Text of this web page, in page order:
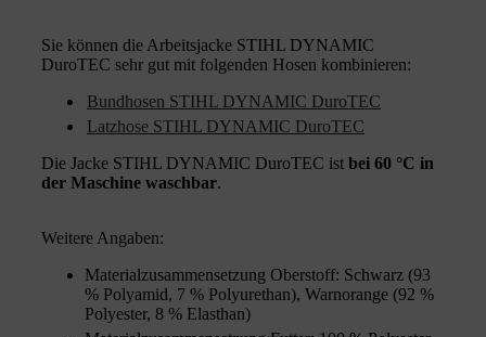
Sie können die Arbeitsjacke STIHL DYNAMIC
DuroTEC sehr gut mit folgenden Hosen kombinieren:
Bundhosen STIHL DYNAMIC DuroTEC
Latzhose STIHL DYNAMIC DuroTEC
Die Jacke STIHL DYNAMIC DuroTEC ist bei 60 °C in
der Maschine waschbar.
Weitere Angaben:
Materialzusammensetzung Oberstoff: Schwarz (93
% Polyamid, 7 % Polyurethan), Warnorange (92 %
Polyester, 8 % Elasthan)